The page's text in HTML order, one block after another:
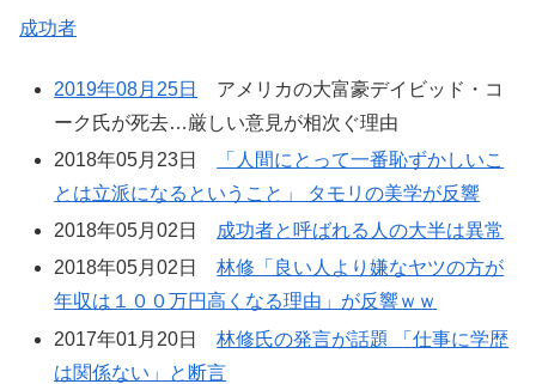
成功者
2019年08月25日
アメリカの大富豪デイビッド・コ
ーク氏が死去…厳しい意見が相次ぐ理由
2018年05月23日
「人間にとって一番恥ずかしいこ
とは立派になるということ」 タモリの美学が反響
2018年05月02日
成功者と呼ばれる人の大半は異常
2018年05月02日林修「良い人より嫌なヤツの方が
年収は１００万円高くなる理由」が反響ｗｗ
2017年01月20日林修氏の発言が話題 「仕事に学歴
は関係ない」と断言